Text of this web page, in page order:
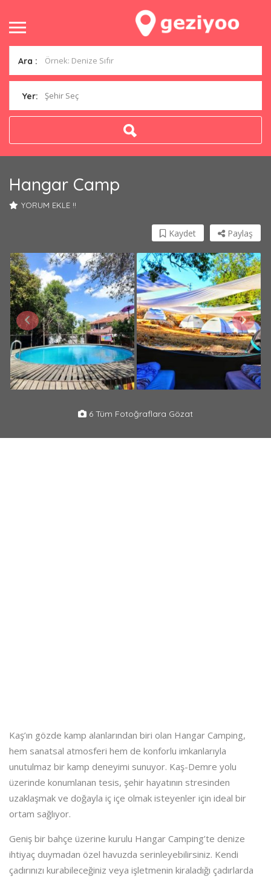
Ara :
Yer: Şehir Seç
Hangar Camp
YORUM EKLE !!
Paylaş
Kaydet
6 Tüm Fotoğraflara Gözat
Kaş’ın gözde kamp alanlarından biri olan Hangar Camping,
hem sanatsal atmosferi hem de konforlu imkanlarıyla
unutulmaz bir kamp deneyimi sunuyor. Kaş-Demre yolu
üzerinde konumlanan tesis, şehir hayatının stresinden
uzaklaşmak ve doğayla iç içe olmak isteyenler için ideal bir
ortam sağlıyor.
Geniş bir bahçe üzerine kurulu Hangar Camping’te denize
ihtiyaç duymadan özel havuzda serinleyebilirsiniz. Kendi
çadırınızı kurabileceğiniz veya işletmenin kiraladığı çadırlarda